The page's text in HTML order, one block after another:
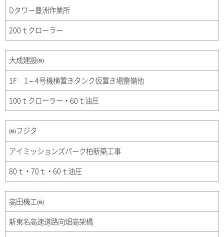
Dタワー豊洲作業所
200ｔクローラー
大成建設㈱
1F 1～4号機横置きタンク仮置き場整備他
100ｔクローラー・60ｔ油圧
㈱フジタ
アイミッションズパーク柏新築工事
80ｔ・70ｔ・60ｔ油圧
高田機工㈱
新東名高速道路向畑高架橋